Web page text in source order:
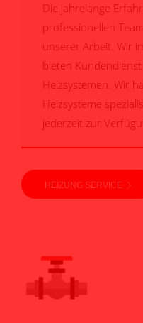
Die jahrelange
professionellen
unserer Arbeit. Wir
bieten
Heizsystemen. Wir
Heizsysteme
jederzeit zur
HEIZUNG SERVICE